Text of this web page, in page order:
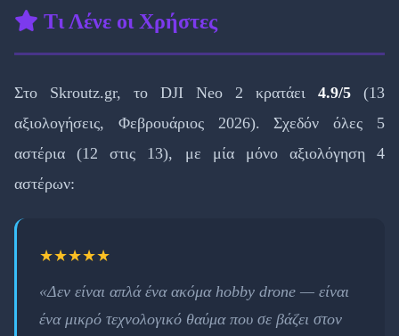
Τι Λένε οι Χρήστες
Στο Skroutz.gr, το DJI Neo 2 κρατάει 4.9/5 (13
αξιολογήσεις, Φεβρουάριος 2026). Σχεδόν όλες 5
αστέρια (12 στις 13), με μία μόνο αξιολόγηση 4
αστέρων:
★★★★★
«Δεν είναι απλά ένα ακόμα hobby drone — είναι
ένα μικρό τεχνολογικό θαύμα που σε βάζει στον